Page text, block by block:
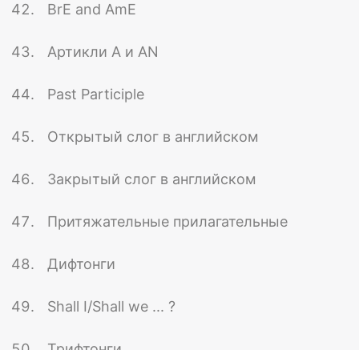
BrE and AmE
Артикли A и AN
Past Participle
Открытый слог в английском
Закрытый слог в английском
Притяжательные прилагательные
Дифтонги
Shall I/Shall we ... ?